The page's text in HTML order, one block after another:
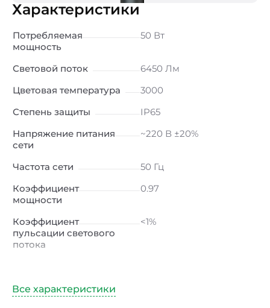
Характеристики
Потребляемая
мощность
50 Вт
Световой поток
6450 Лм
Цветовая температура
3000
Степень защиты
IP65
Напряжение питания
сети
~220 В ±20%
Частота сети
50 Гц
Коэффициент
мощности
0.97
Коэффициент
пульсации светового
потока
<1%
Климатическое